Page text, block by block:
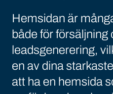
Hemsidan är
både för försäljning
leadsgenerering,
en av dina
att ha en hemsida